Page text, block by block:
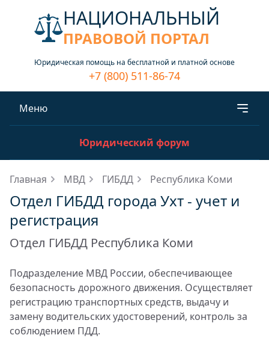
НАЦИОНАЛЬНЫЙ
ПРАВОВОЙ ПОРТАЛ
Юридическая помощь на бесплатной и платной основе
+7 (800) 511-86-74
Меню
Юридический форум
Главная МВД ГИБДД Республика Коми
Отдел ГИБДД города Ухт - учет и
регистрация
Отдел ГИБДД Республика Коми
Подразделение МВД России, обеспечивающее
безопасность дорожного движения. Осуществляет
регистрацию транспортных средств, выдачу и
замену водительских удостоверений, контроль за
соблюдением ПДД.